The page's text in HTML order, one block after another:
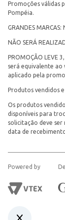
Promoções válidas
Pompéia.
GRANDES
NÃO SERÁ
PROMOÇÃO LEVE
será equivalente
aplicado pela
Produtos vendidos
Os produtos
disponíveis para
solicitação deve
data de
Powered by